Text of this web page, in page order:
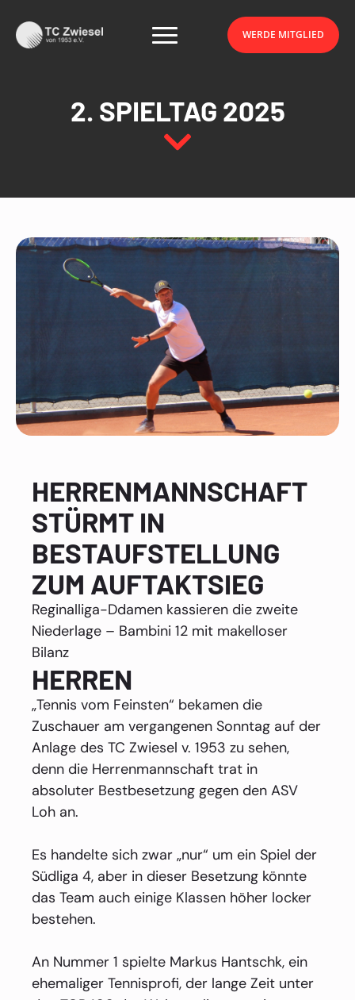
WERDE MITGLIED
WERDE MITGLIED
2. SPIELTAG 2025
HERRENMANNSCHAFT
STÜRMT IN
BESTAUFSTELLUNG
ZUM AUFTAKTSIEG
Reginalliga-Ddamen kassieren die zweite
Niederlage – Bambini 12 mit makelloser
Bilanz
HERREN
„Tennis vom Feinsten“ bekamen die
Zuschauer am vergangenen Sonntag auf der
Anlage des TC Zwiesel v. 1953 zu sehen,
denn die Herrenmannschaft trat in
absoluter Bestbesetzung gegen den ASV
Loh an.
Es handelte sich zwar „nur“ um ein Spiel der
Südliga 4, aber in dieser Besetzung könnte
das Team auch einige Klassen höher locker
bestehen.
An Nummer 1 spielte Markus Hantschk, ein
ehemaliger Tennisprofi, der lange Zeit unter